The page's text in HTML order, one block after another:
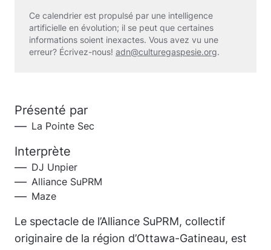
Ce calendrier est propulsé par une intelligence
artificielle en évolution; il se peut que certaines
informations soient inexactes. Vous avez vu une
erreur? Écrivez-nous! adn@culturegaspesie.org.
Présenté par
La Pointe Sec
Interprète
DJ Unpier
Alliance SuPRM
Maze
Le spectacle de l’Alliance SuPRM, collectif
originaire de la région d’Ottawa-Gatineau, est